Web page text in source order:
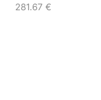
281.67 €